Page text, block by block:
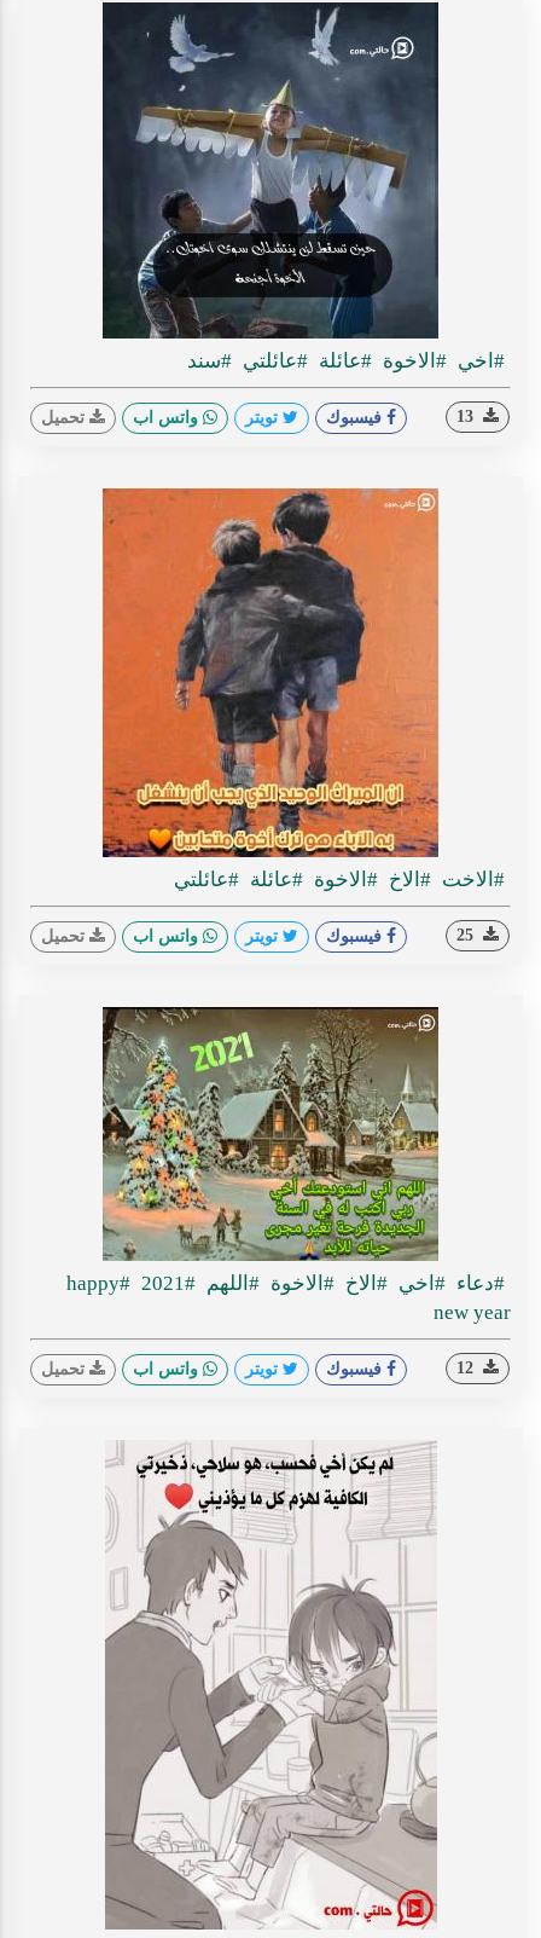
#اخي #الاخوة #عائلة #عائلتي #سند
فيسبوك تويتر واتس اب تحميل
#الاخت #الاخ #الاخوة #عائلة #عائلتي
فيسبوك تويتر واتس اب تحميل
#دعاء #اخي #الاخ #الاخوة #اللهم #2021
#happy
new year
فيسبوك تويتر واتس اب تحميل